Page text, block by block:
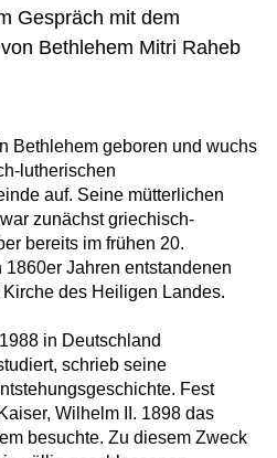
Gespräch mit dem
Bethlehem Mitri Raheb
Bethlehem geboren und wuchs
lutherischen
auf. Seine mütterlichen
zunächst griechisch-
bereits im frühen 20.
Jahren entstandenen
des Heiligen Landes.
in Deutschland
schrieb seine
Fest
Wilhelm II. 1898 das
besuchte. Zu diesem Zweck